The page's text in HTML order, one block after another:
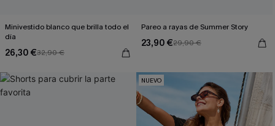
Minivestido blanco que brilla todo el
día
26,30 €32,90 €
Pareo a rayas de Summer Story
23,90 €29,90 €
NUEVO